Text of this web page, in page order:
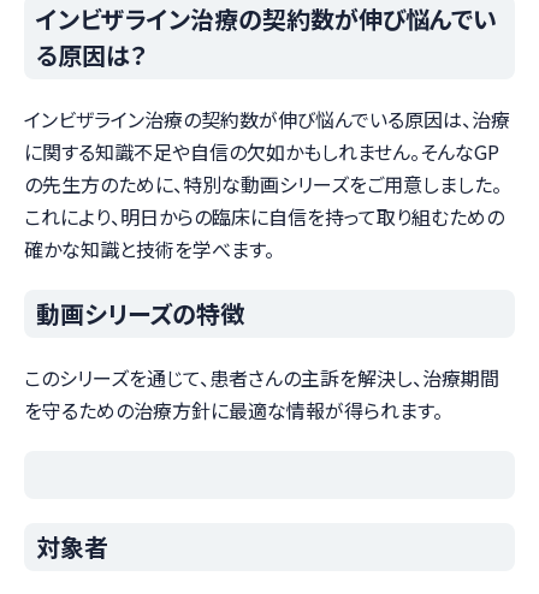
インビザライン治療の契約数が伸び悩んでい
る原因は？
インビザライン治療の契約数が伸び悩んでいる原因は、治療
に関する知識不足や自信の欠如かもしれません。そんなGP
の先生方のために、特別な動画シリーズをご用意しました。
これにより、明日からの臨床に自信を持って取り組むための
確かな知識と技術を学べます。
動画シリーズの特徴
このシリーズを通じて、患者さんの主訴を解決し、治療期間
を守るための治療方針に最適な情報が得られます。
対象者